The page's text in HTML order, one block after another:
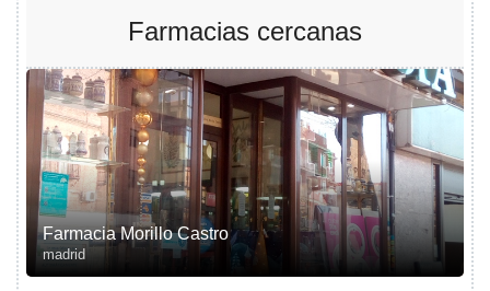
Farmacias cercanas
Farmacia Morillo Castro
madrid